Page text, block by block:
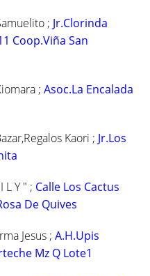
; Jr.Clorinda
Coop.Viña San
;Asoc.La Encalada
Kaori ; Jr.Los
L Y " ; Calle Los Cactus
De Quives
Jesus ;A.H.Upis
Mz Q Lote1